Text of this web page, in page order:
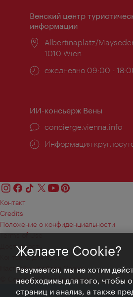
Венский центр
информации
Расположение:
Albertinaplatz/
1010 Wien
Часы
ежедневно 09:00 -
ИИ-консьерж Вены
concierge.vienna.info
Информация
Контакт
Credits
Положение о конфиденциальности
Terms of Use
Доступность
Контакты для прессы
Настройки файлов Cookie
© Copyright WienTourismus
Желаете Cookie?
Разумеется, мы не хотим
необходимы для того, чтобы
страниц и анализ, а также